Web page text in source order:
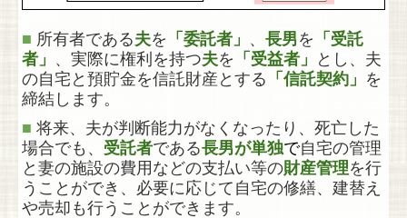
■ 所有者である夫を 「委託者」 、長男を 「受託
者」 、実際に権利を持つ夫を 「受益者」
とし、夫
の自宅と預貯金を信託財産とする 「信託契約」 を
締結します。
■ 将来、夫が判断能力がなくなったり、死亡した
場合でも、 受託者である長男が単独で自宅の管理
と妻の施設の費用などの支払い等の財産管理を行
うことができ、必要に応じて自宅の修繕、建替え
や売却も行うことができます。